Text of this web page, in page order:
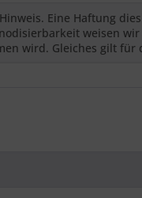
Eine Haftung
weisen
wird. Gleiches gilt für